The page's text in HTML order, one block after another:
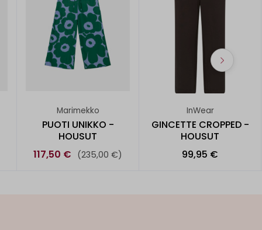
Marimekko
PUOTI UNIKKO -
HOUSUT
117,50 € (235,00 €)
InWear
GINCETTE CROPPED -
HOUSUT
99,95 €